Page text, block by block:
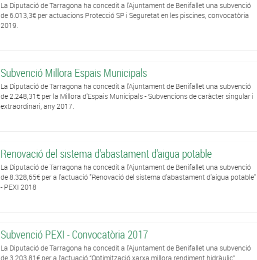
La Diputació de Tarragona ha concedit a l'Ajuntament de Benifallet una subvenció
de 6.013,3€ per actuacions Protecció SP i Seguretat en les piscines, convocatòria
2019.
Subvenció Millora Espais Municipals
La Diputació de Tarragona ha concedit a l'Ajuntament de Benifallet una subvenció
de 2.248,31€ per la Millora d'Espais Municipals - Subvencions de caràcter singular i
extraordinari, any 2017.
Renovació del sistema d'abastament d'aigua potable
La Diputació de Tarragona ha concedit a l'Ajuntament de Benifallet una subvenció
de 8.328,65€ per a l'actuació "Renovació del sistema d'abastament d'aigua potable"
- PEXI 2018
Subvenció PEXI - Convocatòria 2017
La Diputació de Tarragona ha concedit a l'Ajuntament de Benifallet una subvenció
de 3.203,81€ per a l’actuació “Optimització xarxa millora rendiment hidràulic”.